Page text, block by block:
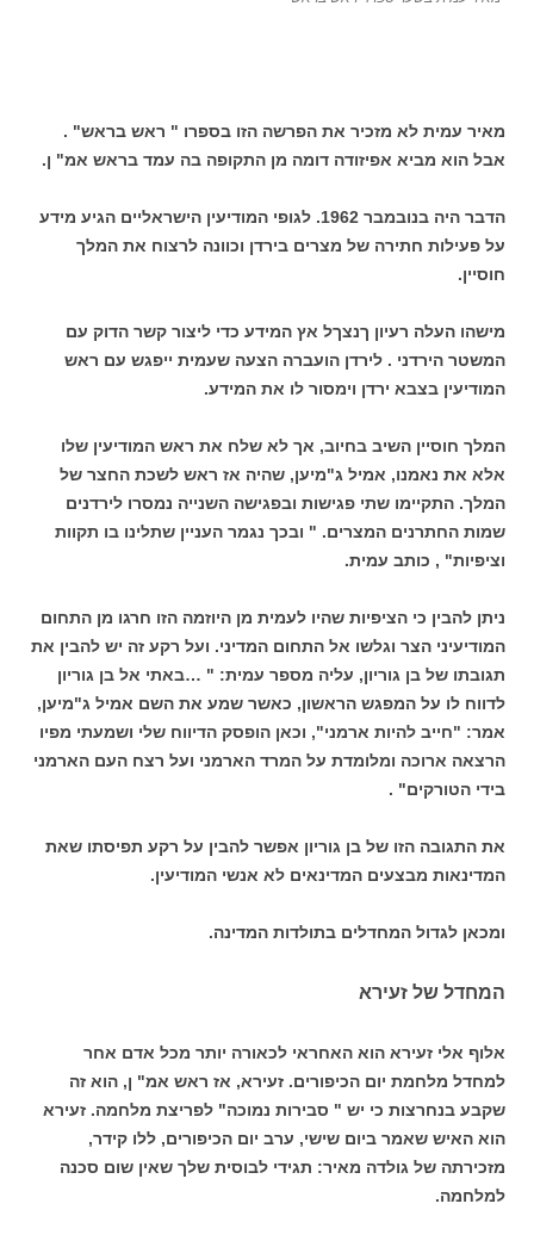
מאיר עמית לא מזכיר את הפרשה הזו בספרו " ראש בראש" .
אבל הוא מביא אפיזודה דומה מן התקופה בה עמד בראש אמ" ן.
הדבר היה בנובמבר 1962. לגופי המודיעין הישראליים הגיע מידע
על פעילות חתירה של מצרים בירדן וכוונה לרצוח את המלך
חוסיין.
מישהו העלה רעיון ךנצךל אץ המידע כדי ליצור קשר הדוק עם
המשטר הירדני . לירדן הועברה הצעה שעמית ייפגש עם ראש
המודיעין בצבא ירדן וימסור לו את המידע.
המלך חוסיין השיב בחיוב, אך לא שלח את ראש המודיעין שלו
אלא את נאמנו, אמיל ג"מיען, שהיה אז ראש לשכת החצר של
המלך. התקיימו שתי פגישות ובפגישה השנייה נמסרו לירדנים
שמות החתרנים המצרים. " ובכך נגמר העניין שתלינו בו תקוות
וציפיות" , כותב עמית.
ניתן להבין כי הציפיות שהיו לעמית מן היוזמה הזו חרגו מן התחום
המודיעיני הצר וגלשו אל התחום המדיני. ועל רקע זה יש להבין את
תגובתו של בן גוריון, עליה מספר עמית: " …באתי אל בן גוריון
לדווח לו על המפגש הראשון, כאשר שמע את השם אמיל ג"מיען,
אמר: "חייב להיות ארמני", וכאן הופסק הדיווח שלי ושמעתי מפיו
הרצאה ארוכה ומלומדת על המרד הארמני ועל רצח העם הארמני
בידי הטורקים" .
את התגובה הזו של בן גוריון אפשר להבין על רקע תפיסתו שאת
המדינאות מבצעים המדינאים לא אנשי המודיעין.
ומכאן לגדול המחדלים בתולדות המדינה.
המחדל של זעירא
אלוף אלי זעירא הוא האחראי לכאורה יותר מכל אדם אחר
למחדל מלחמת יום הכיפורים. זעירא, אז ראש אמ" ן, הוא זה
שקבע בנחרצות כי יש " סבירות נמוכה" לפריצת מלחמה. זעירא
הוא האיש שאמר ביום שישי, ערב יום הכיפורים, ללו קידר,
מזכירתה של גולדה מאיר: תגידי לבוסית שלך שאין שום סכנה
למלחמה.